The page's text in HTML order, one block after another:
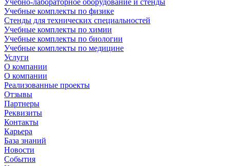
Учебно-лабораторное оборудование и стенды
Учебные комплекты по физике
Стенды для технических специальностей
Учебные комплекты по химии
Учебные комплекты по биологии
Учебные комплекты по медицине
Услуги
О компании
О компании
Реализованные проекты
Отзывы
Партнеры
Реквизиты
Контакты
Карьера
База знаний
Новости
События